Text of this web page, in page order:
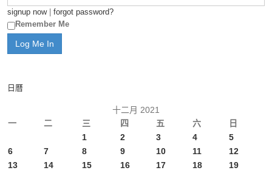
signup now| forgot password?
Remember Me
日曆
十二月 2021
一
二 三 四 五 六
日
1
2 3 4
5
6
7 8 9 10 11
12
13
14 15 16 17 18
19